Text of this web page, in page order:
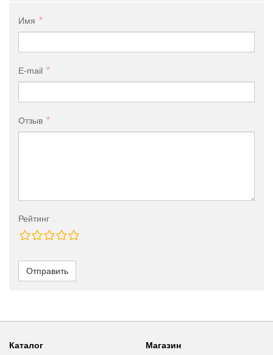
Имя
E-mail
Отзыв
Рейтинг
Отправить
Каталог
Магазин